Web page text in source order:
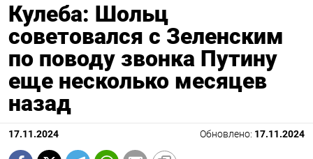
Кулеба: Шольц
советовался с Зеленским
по поводу звонка Путину
еще несколько месяцев
назад
17.11.2024 Обновлено: 17.11.2024